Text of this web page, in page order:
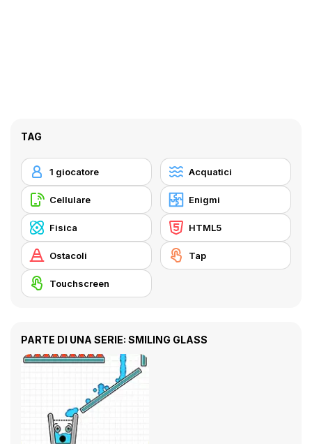
TAG
1 giocatore Acquatici
Cellulare Enigmi
Fisica HTML5
Ostacoli Tap
Touchscreen
PARTE DI UNA SERIE: SMILING GLASS